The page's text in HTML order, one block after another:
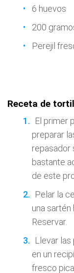
6 huevos
200
Perejil
Receta de
El primer
preparar
repasador
bastante
de este
Pelar la
una sartén
Reservar.
Llevar las
en un
fresco